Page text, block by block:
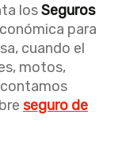
losSeguros
para
cuando el
motos,
seguro de